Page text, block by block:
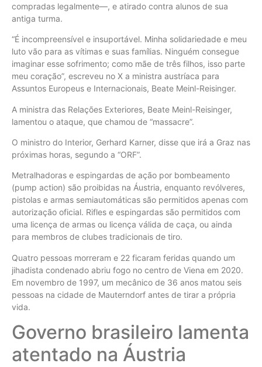
compradas legalmente—, e atirado contra alunos de sua
antiga turma.
“É incompreensível e insuportável. Minha solidariedade e meu
luto vão para as vítimas e suas famílias. Ninguém consegue
imaginar esse sofrimento; como mãe de três filhos, isso parte
meu coração”, escreveu no X a ministra austríaca para
Assuntos Europeus e Internacionais, Beate Meinl-Reisinger.
A ministra das Relações Exteriores, Beate Meinl-Reisinger,
lamentou o ataque, que chamou de “massacre”.
O ministro do Interior, Gerhard Karner, disse que irá a Graz nas
próximas horas, segundo a “ORF”.
Metralhadoras e espingardas de ação por bombeamento
(pump action) são proibidas na Áustria, enquanto revólveres,
pistolas e armas semiautomáticas são permitidos apenas com
autorização oficial. Rifles e espingardas são permitidos com
uma licença de armas ou licença válida de caça, ou ainda
para membros de clubes tradicionais de tiro.
Quatro pessoas morreram e 22 ficaram feridas quando um
jihadista condenado abriu fogo no centro de Viena em 2020.
Em novembro de 1997, um mecânico de 36 anos matou seis
pessoas na cidade de Mauterndorf antes de tirar a própria
vida.
Governo brasileiro lamenta
atentado na Áustria